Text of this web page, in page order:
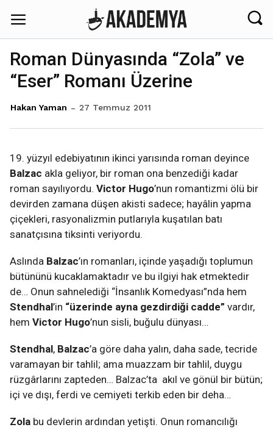
Roman Dünyasında “Zola” ve
“Eser” Romanı Üzerine
Hakan Yaman 27 Temmuz 2011
19. yüzyıl edebiyatının ikinci yarısında roman deyince
Balzac akla geliyor, bir roman ona benzediği kadar
roman sayılıyordu. Victor Hugo’nun romantizmi ölü bir
devirden zamana düşen akisti sadece; hayâlin yapma
çiçekleri, rasyonalizmin putlarıyla kuşatılan batı
sanatçısına tiksinti veriyordu.
Aslında Balzac’ın romanları, içinde yaşadığı toplumun
bütününü kucaklamaktadır ve bu ilgiyi hak etmektedir
de… Onun sahnelediği “İnsanlık Komedyası”nda hem
Stendhal’in “üzerinde ayna gezdirdiği cadde” vardır,
hem Victor Hugo’nun sisli, buğulu dünyası…
Stendhal, Balzac’a göre daha yalın, daha sade, tecride
varamayan bir tahlil; ama muazzam bir tahlil, duygu
rüzgârlarını zapteden… Balzac’ta akıl ve gönül bir bütün;
içi ve dışı, ferdi ve cemiyeti terkib eden bir deha…
Zola bu devlerin ardından yetişti. Onun romancılığı